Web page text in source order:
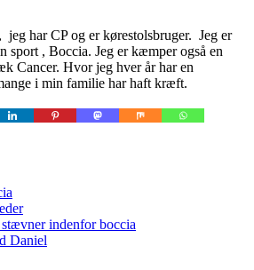
jeg har CP og er kørestolsbruger. Jeg er
sport , Boccia. Jeg er kæmper også en
Cancer. Hvor jeg hver år har en
i min familie har haft kræft.
Qvist liv lige fra Sports
fyr.
indenfor boccia
Daniel